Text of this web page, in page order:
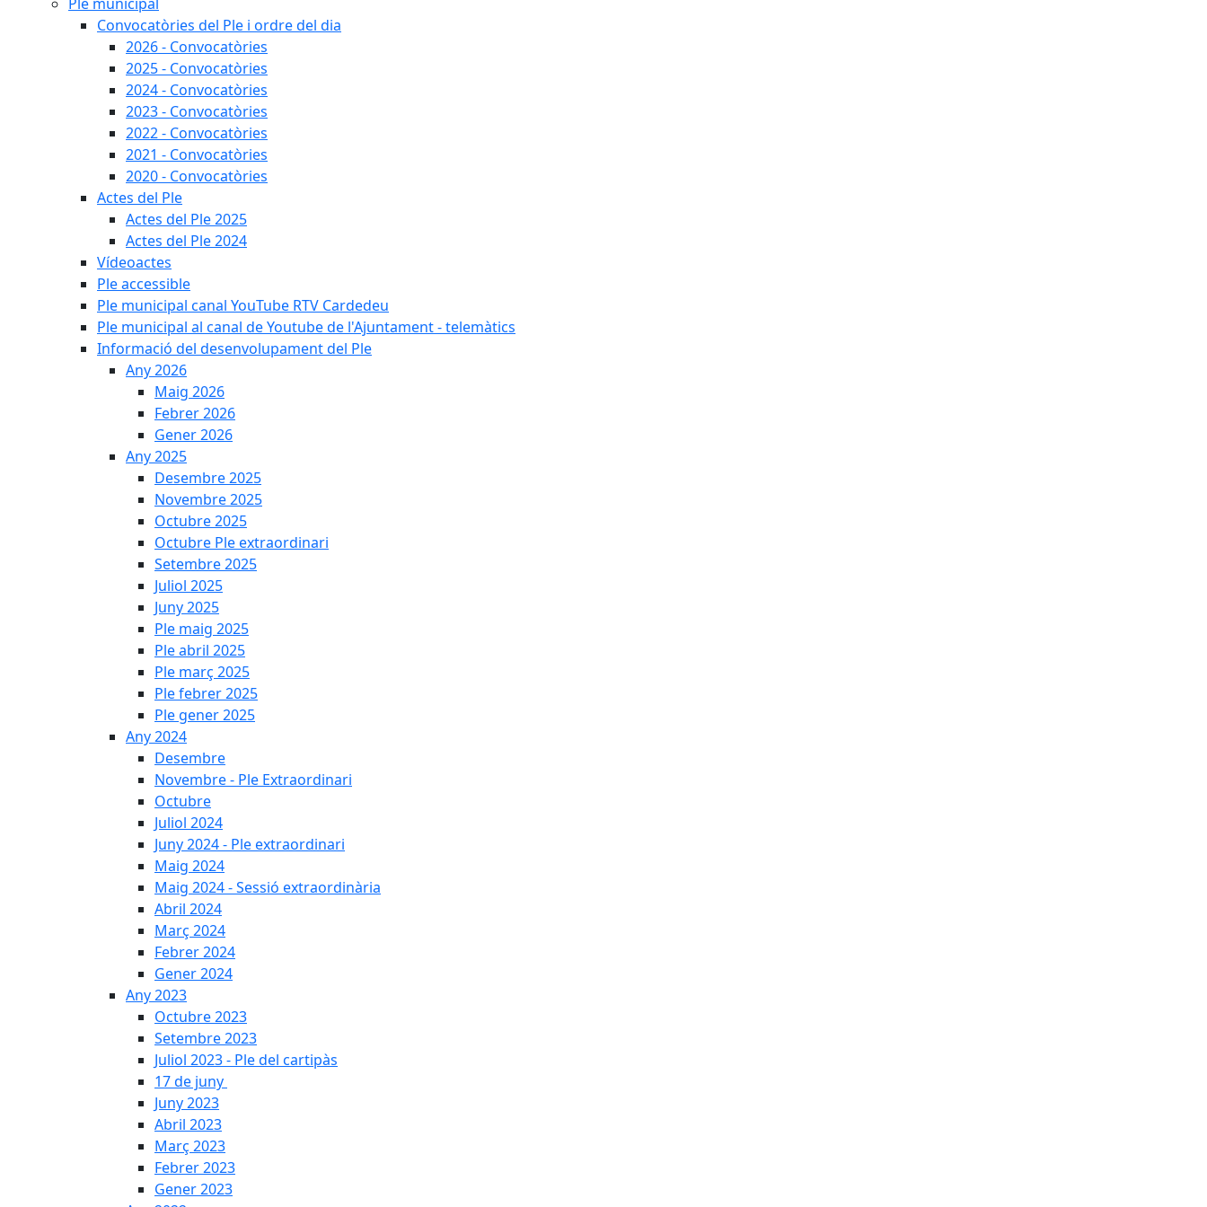
Convocatòries del Ple i ordre del dia
2026 - Convocatòries
2025 - Convocatòries
2024 - Convocatòries
2023 - Convocatòries
2022 - Convocatòries
2021 - Convocatòries
2020 - Convocatòries
Actes del Ple
Actes del Ple 2025
Actes del Ple 2024
Vídeoactes
Ple accessible
Ple municipal canal YouTube RTV Cardedeu
Ple municipal al canal de Youtube de l'Ajuntament - telemàtics
Informació del desenvolupament del Ple
Any 2026
Maig 2026
Febrer 2026
Gener 2026
Any 2025
Desembre 2025
Novembre 2025
Octubre 2025
Octubre Ple extraordinari
Setembre 2025
Juliol 2025
Juny 2025
Ple maig 2025
Ple abril 2025
Ple març 2025
Ple febrer 2025
Ple gener 2025
Any 2024
Desembre
Novembre - Ple Extraordinari
Octubre
Juliol 2024
Juny 2024 - Ple extraordinari
Maig 2024
Maig 2024 - Sessió extraordinària
Abril 2024
Març 2024
Febrer 2024
Gener 2024
Any 2023
Octubre 2023
Setembre 2023
Juliol 2023 - Ple del cartipàs
17 de juny
Juny 2023
Abril 2023
Març 2023
Febrer 2023
Gener 2023